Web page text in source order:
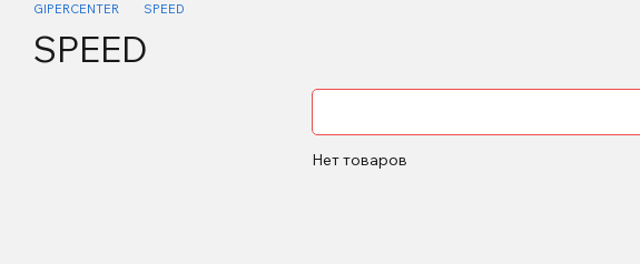
GIPERCENTER SPEED
SPEED
Нет товаров